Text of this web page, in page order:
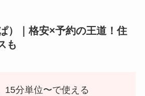
）｜格安×予約の王道！住
も
15分単位〜で使える